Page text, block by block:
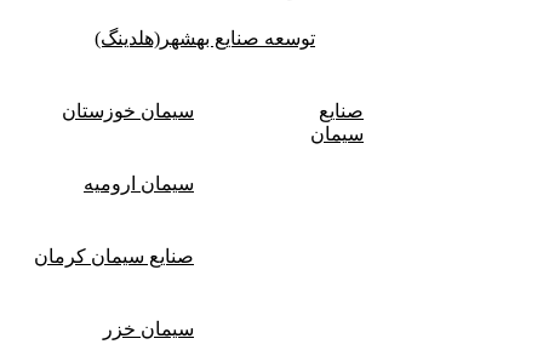
توسعه‌ صنایع‌ بهشهر(هلدینگ)
صنایع
سیمان
سیمان خوزستان
سیمان ارومیه
صنایع سیمان کرمان
سیمان خزر